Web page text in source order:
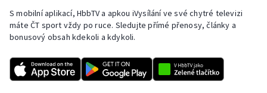
Rychlobruslení
Rychlostní kanoistika
Short track
S mobilní aplikací, HbbTV a apkou iVysílání ve své chytré televizi
máte ČT sport vždy po ruce. Sledujte přímé přenosy, články a
bonusový obsah kdekoli a kdykoli.